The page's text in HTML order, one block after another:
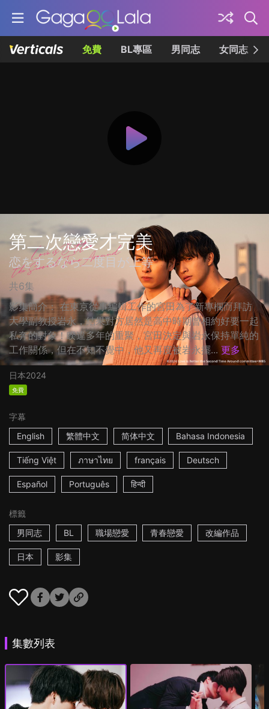
免費 BL專區 男同志 女同志
第二次戀愛才完美
恋をするなら二度目が上等
共6集
影集簡介： 在東京從事編輯工作的宮田為了新專欄而拜訪
大學副教授岩永，結果對方居然是高中時期曾相約好要一起
私奔的對象！睽違多年的重聚，宮田決定與岩永保持單純的
工作關係，但在不知不覺中，他又再度被岩永擺... 更多
日本2024
免費
字幕
English
繁體中文 简体中文 Bahasa Indonesia
Tiếng Việt ภาษาไทย français Deutsch
Español Português हिन्दी
標籤
男同志
BL 職場戀愛 青春戀愛 改編作品
日本 影集
集數列表